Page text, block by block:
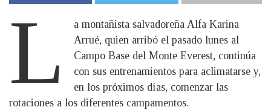
L
a montañista salvadoreña Alfa Karina
Arrué, quien arribó el pasado lunes al
Campo Base del Monte Everest, continúa
con sus entrenamientos para aclimatarse y,
en los próximos días, comenzar las
rotaciones a los diferentes campamentos.